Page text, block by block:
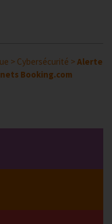
> Cybersécurité >Alerte
Booking.com